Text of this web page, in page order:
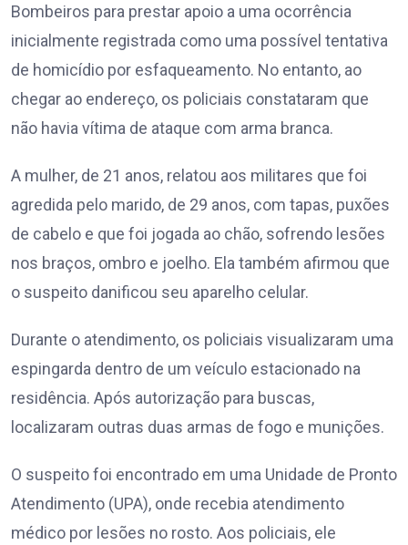
Bombeiros para prestar apoio a uma ocorrência
inicialmente registrada como uma possível tentativa
de homicídio por esfaqueamento. No entanto, ao
chegar ao endereço, os policiais constataram que
não havia vítima de ataque com arma branca.
A mulher, de 21 anos, relatou aos militares que foi
agredida pelo marido, de 29 anos, com tapas, puxões
de cabelo e que foi jogada ao chão, sofrendo lesões
nos braços, ombro e joelho. Ela também afirmou que
o suspeito danificou seu aparelho celular.
Durante o atendimento, os policiais visualizaram uma
espingarda dentro de um veículo estacionado na
residência. Após autorização para buscas,
localizaram outras duas armas de fogo e munições.
O suspeito foi encontrado em uma Unidade de Pronto
Atendimento (UPA), onde recebia atendimento
médico por lesões no rosto. Aos policiais, ele